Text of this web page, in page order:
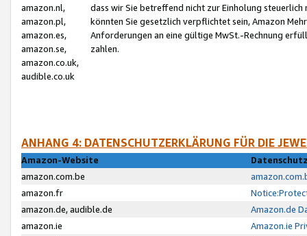
amazon.nl,
amazon.pl,
amazon.es,
amazon.se,
amazon.co.uk,
audible.co.uk
dass wir Sie betreffend nicht zur Einholung
könnten Sie gesetzlich verpflichtet sein, Amazon
Anforderungen an eine gültige MwSt.-Rechnung
zahlen.
ANHANG 4: DATENSCHUTZERKLÄRUNG FÜR DIE
Amazon-Website
amazon.com.be
amazon.fr
amazon.de, audible.de
Amazon.de
amazon.ie
Amazon.ie